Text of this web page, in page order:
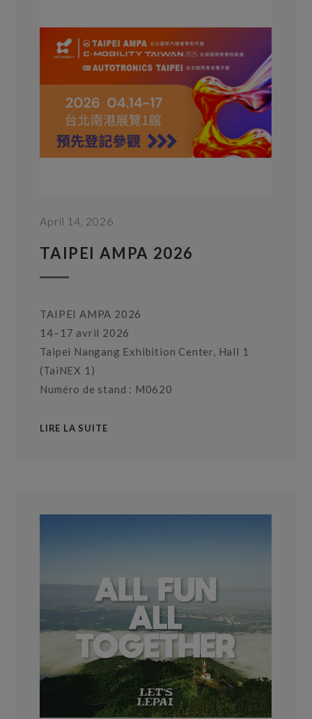
April 14, 2026
TAIPEI AMPA 2026
TAIPEI AMPA 2026
14–17 avril 2026
Taipei Nangang Exhibition Center, Hall 1
(TaiNEX 1)
Numéro de stand : M0620
LIRE LA SUITE